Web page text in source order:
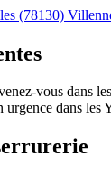
(78130)
vous dans
urgence dans les